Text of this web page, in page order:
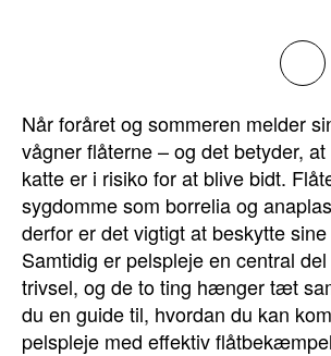
Når foråret og sommeren melder
vågner flåterne – og det betyder,
katte er i risiko for at blive bidt.
sygdomme som borrelia og
derfor er det vigtigt at beskytte
Samtidig er pelspleje en central
trivsel, og de to ting hænger tæt
du en guide til, hvordan du kan
pelspleje med effektiv